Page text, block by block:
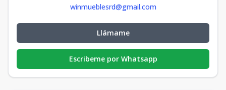
winmueblesrd@gmail.com
Llámame
Escribeme por Whatsapp